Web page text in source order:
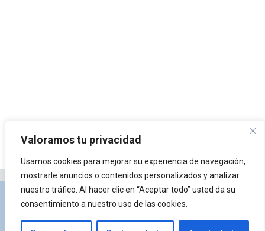
Valoramos tu privacidad
Usamos cookies para mejorar su experiencia de navegación,
mostrarle anuncios o contenidos personalizados y analizar
nuestro tráfico. Al hacer clic en “Aceptar todo” usted da su
consentimiento a nuestro uso de las cookies.
Privacidad y Política de Cookies Portal de
arquitectura Lista de Temas ¿Qué es Arkiplus?